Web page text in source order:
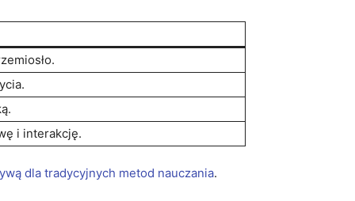
i interakcję.
dla tradycyjnych⁤ metod nauczania.